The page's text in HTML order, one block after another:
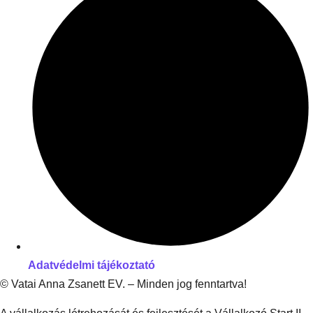
Adatvédelmi tájékoztató
© Vatai Anna Zsanett EV. – Minden jog fenntartva!